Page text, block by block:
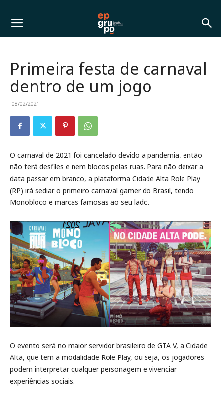
Primeira festa de carnaval
dentro de um jogo
08/02/2021
O carnaval de 2021 foi cancelado devido a pandemia, então
não terá desfiles e nem blocos pelas ruas. Para não deixar a
data passar em branco, a plataforma Cidade Alta Role Play
(RP) irá sediar o primeiro carnaval gamer do Brasil, tendo
Monobloco e marcas famosas ao seu lado.
O evento será no maior servidor brasileiro de GTA V, a Cidade
Alta, que tem a modalidade Role Play, ou seja, os jogadores
podem interpretar qualquer personagem e vivenciar
experiências sociais.